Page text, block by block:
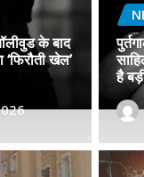
के बाद
खेल’
है